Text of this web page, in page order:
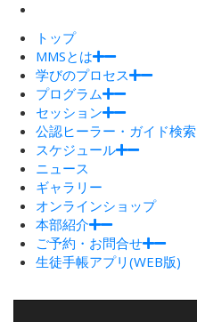
トップ
MMSとは
学びのプロセス
プログラム
セッション
公認ヒーラー・ガイド検索
スケジュール
ニュース
ギャラリー
オンラインショップ
本部紹介
ご予約・お問合せ
生徒手帳アプリ(WEB版)